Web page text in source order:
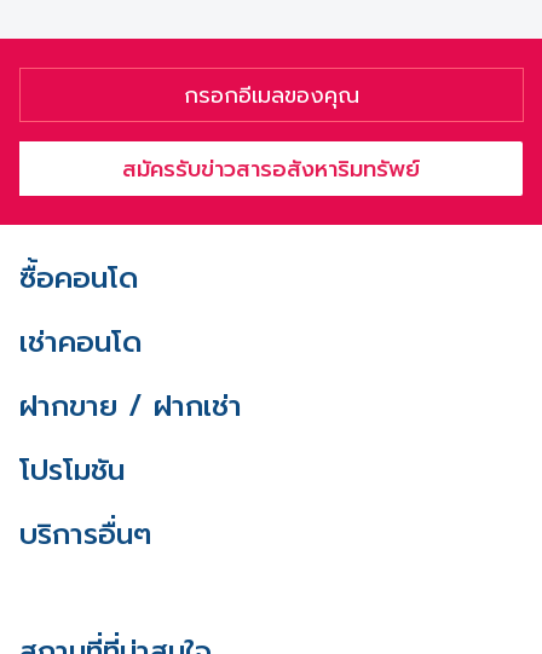
สมัครรับข่าวสารอสังหาริมทรัพย์
ซื้อคอนโด
เช่าคอนโด
ฝากขาย / ฝากเช่า
โปรโมชัน
บริการอื่นๆ